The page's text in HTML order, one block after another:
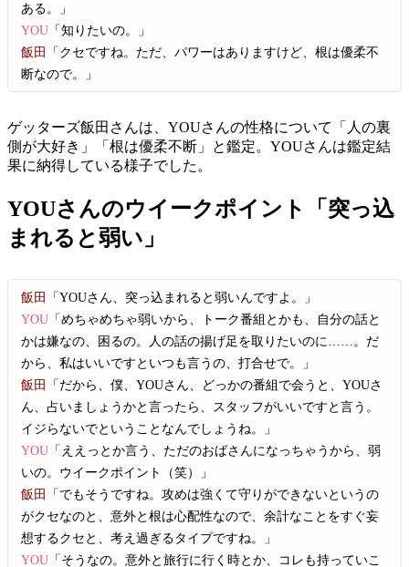
ある。」
YOU 「知りたいの。」
飯田
「クセですね。ただ、パワーはありますけど、根は優柔不
断なので。」
ゲッターズ飯田さんは、YOUさんの性格について「人の裏
側が大好き」「根は優柔不断」と鑑定。YOUさんは鑑定結
果に納得している様子でした。
YOUさんのウイークポイント「突っ込
まれると弱い」
飯田
「YOUさん、突っ込まれると弱いんですよ。」
YOU 「めちゃめちゃ弱いから、トーク番組とかも、自分の話と
かは嫌なの、困るの。人の話の揚げ足を取りたいのに……。だ
から、私はいいですといつも言うの、打合せで。」
飯田
「だから、僕、YOUさん、どっかの番組で会うと、YOUさ
ん、占いましょうかと言ったら、スタッフがいいですと言う。
イジらないでということなんでしょうね。」
YOU 「ええっとか言う、ただのおばさんになっちゃうから、弱
いの。ウイークポイント（笑）」
飯田
「でもそうですね。攻めは強くて守りができないというの
がクセなのと、意外と根は心配性なので、余計なことをすぐ妄
想するクセと、考え過ぎるタイプですね。」
YOU 「そうなの。意外と旅行に行く時とか、コレも持っていこ